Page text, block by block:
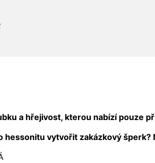
a hřejivost, kterou nabízí pouze
hessonitu vytvořit zakázkový